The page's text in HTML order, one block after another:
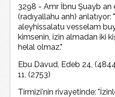
3298 - Amr İbnu Şuayb an
(radıyallahu anh) anlatıyor:
aleyhissalatu vesselam
kimsenin, izin almadan iki
helal olmaz."
Ebu Davud, Edeb 24,
11, (2753)
Tirmizi'nin rivayetinde: